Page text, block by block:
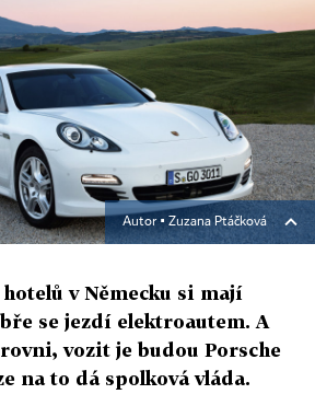
Autor ▪ Zuzana Ptáčková
v Německu si mají
se jezdí elektroautem. A
vozit je budou Porsche
na to dá spolková vláda.